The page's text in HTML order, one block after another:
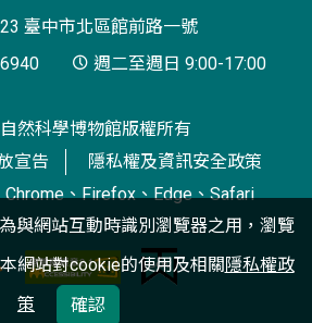
閱
臺中市北區館前路一號
週二至週日 9:00-17:00
然科學博物館版權所有
宣告
隱私權及資訊安全政策
、Firefox、Edge、Safari
與網站互動時識別瀏覽器之用，瀏覽
網站對cookie的使用及相關隱私權政
策
確認